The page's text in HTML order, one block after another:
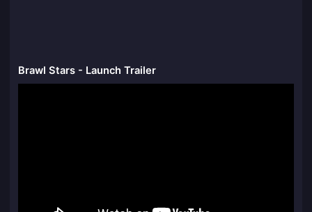
Brawl Stars - Launch Trailer